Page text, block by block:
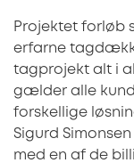
Projektet forløb
erfarne
tagprojekt alt i
gælder alle
forskellige
Sigurd
med en af de